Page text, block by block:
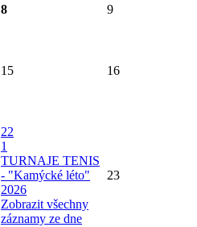
8 9
15 16
22
1
TURNAJE TENIS
- "Kamýcké léto"
2026
Zobrazit všechny
záznamy ze dne
23